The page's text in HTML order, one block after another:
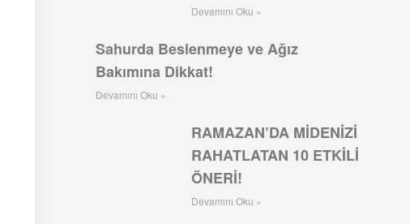
Devamını Oku »
Sahurda Beslenmeye ve Ağız
Bakımına Dikkat!
Devamını Oku »
RAMAZAN’DA MİDENİZİ
RAHATLATAN 10 ETKİLİ
ÖNERİ!
Devamını Oku »